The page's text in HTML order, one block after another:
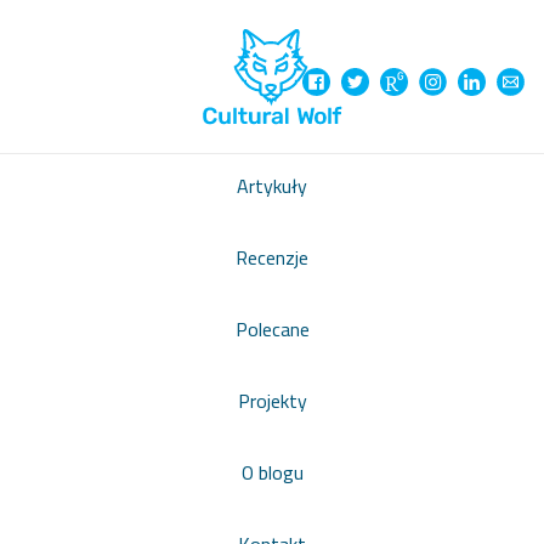
Artykuły
Recenzje
Polecane
Projekty
O blogu